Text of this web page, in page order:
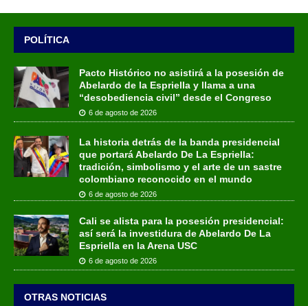
POLÍTICA
Pacto Histórico no asistirá a la posesión de
Abelardo de la Espriella y llama a una
“desobediencia civil” desde el Congreso
6 de agosto de 2026
La historia detrás de la banda presidencial
que portará Abelardo De La Espriella:
tradición, simbolismo y el arte de un sastre
colombiano reconocido en el mundo
6 de agosto de 2026
Cali se alista para la posesión presidencial:
así será la investidura de Abelardo De La
Espriella en la Arena USC
6 de agosto de 2026
OTRAS NOTICIAS